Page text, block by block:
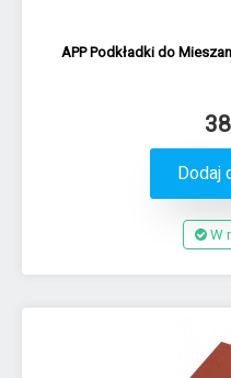
APP Podkładki do
Dodaj
W